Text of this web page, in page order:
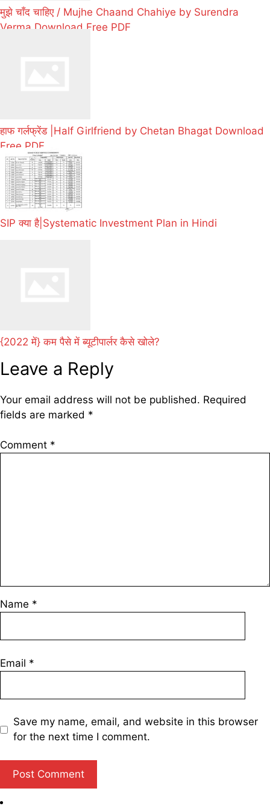
मुझे चाँद चाहिए / Mujhe Chaand Chahiye by Surendra
Verma Download Free PDF
हाफ गर्लफ्रेंड |Half Girlfriend by Chetan Bhagat Download
Free PDF
SIP क्या है|Systematic Investment Plan in Hindi
{2022 में} कम पैसे में ब्यूटीपार्लर कैसे खोले?
Leave a Reply
Your email address will not be published. Required
fields are marked *
Comment *
Name *
Email *
Save my name, email, and website in this browser
for the next time I comment.